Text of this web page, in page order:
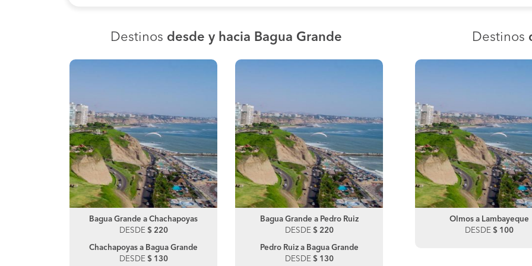
Destinos desde y hacia Bagua Grande
Bagua Grande a Chachapoyas
DESDE $ 220
Chachapoyas a Bagua Grande
DESDE $ 130
Bagua Grande a Pedro Ruiz
DESDE $ 220
Pedro Ruiz a Bagua Grande
DESDE $ 130
Bagua Grande a Lima
DESDE$ 180
Destinos
Olmos a Motupe
DESDE$ 100
Olmos a Chiclayo
DESDE$ 100
Olmos a Lambayeque
DESDE $ 100